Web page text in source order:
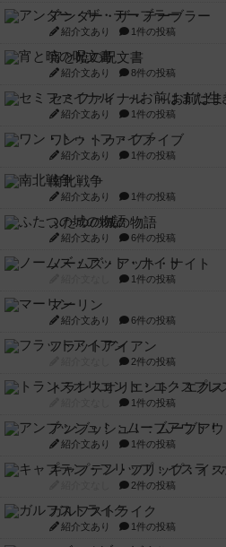
アンダー・ザ・テーブラー
紹介文あり 1件の投稿
宵と暁の呪文書
紹介文あり 8件の投稿
セミファイナル ～お前はま
紹介文あり 1件の投稿
ワン・トゥ・ファイブ
紹介文あり 1件の投稿
南北戦争
紹介文あり 1件の投稿
ふたつの城の物語
紹介文あり 6件の投稿
ノームズ・アット・ナイト
1件の投稿
マーリン
紹介文あり 6件の投稿
フラットアイアン
2件の投稿
トランスオリエント・エクス
1件の投稿
アンブッシュ！：ムーブアウ
紹介文あり 1件の投稿
キャプテン・フリップ：イ
2件の投稿
ガルフストライク
紹介文あり 1件の投稿